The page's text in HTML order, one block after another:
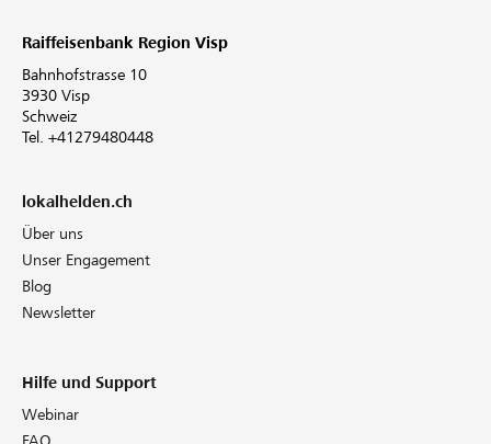
Raiffeisenbank Region Visp
Bahnhofstrasse 10
3930 Visp
Schweiz
Tel. +41279480448
lokalhelden.ch
Über uns
Unser Engagement
Blog
Newsletter
Hilfe und Support
Webinar
FAQ